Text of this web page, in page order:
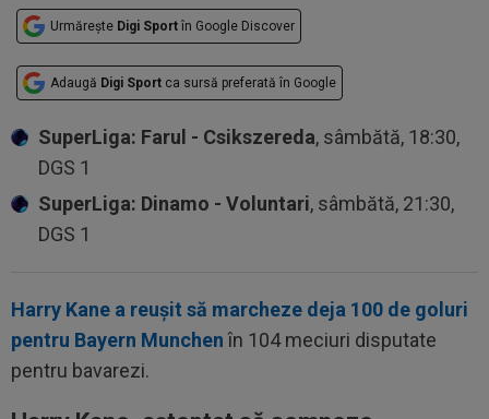
Urmărește Digi Sport în Google Discover
Adaugă Digi Sport ca sursă preferată în Google
SuperLiga: Farul - Csikszereda, sâmbătă, 18:30,
DGS 1
SuperLiga: Dinamo - Voluntari, sâmbătă, 21:30,
DGS 1
Harry Kane a reușit să marcheze deja 100 de goluri
pentru Bayern Munchenîn 104 meciuri disputate
pentru bavarezi.